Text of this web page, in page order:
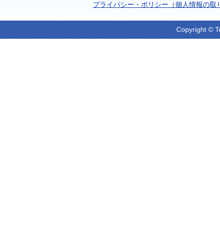
プライバシー・ポリシー（個人情報の取
Copyright ©